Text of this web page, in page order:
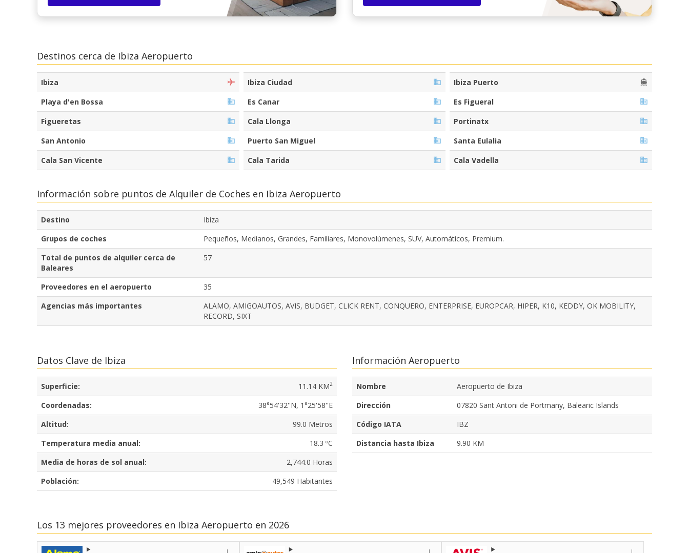
Destinos cerca de Ibiza Aeropuerto
Ibiza Ibiza Ciudad
Ibiza Puerto
Playa d'en Bossa
Es Canar
Es Figueral
Figueretas
Cala Llonga
Portinatx
San Antonio
Puerto San Miguel
Santa Eulalia
Cala San Vicente
Cala Tarida Cala Vadella
Información sobre puntos de Alquiler de Coches en Ibiza Aeropuerto
Destino
Ibiza
Grupos de coches
Pequeños, Medianos, Grandes, Familiares, Monovolúmenes, SUV, Automáticos, Premium.
Total de puntos de alquiler cerca de
Baleares
57
Proveedores en el aeropuerto
35
Agencias más importantes
ALAMO, AMIGOAUTOS, AVIS, BUDGET, CLICK RENT, CONQUERO, ENTERPRISE, EUROPCAR, HIPER, K10, KEDDY, OK MOBILITY,
RECORD, SIXT
Datos Clave de Ibiza
Superficie: 11.14 KM2
Coordenadas:
38°54'32''N, 1°25'58''E
Altitud:
99.0 Metros
Temperatura media anual:
18.3 ºC
Media de horas de sol anual:
2,744.0 Horas
Población:
49,549 Habitantes
Información Aeropuerto
Nombre
Aeropuerto de Ibiza
Dirección
07820 Sant Antoni de Portmany, Balearic Islands
Código IATA
IBZ
Distancia hasta Ibiza
9.90 KM
Los 13 mejores proveedores en Ibiza Aeropuerto en 2026